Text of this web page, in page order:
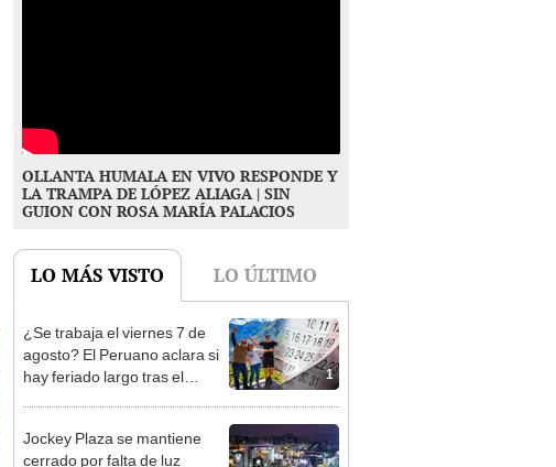
OLLANTA HUMALA EN VIVO RESPONDE Y
LA TRAMPA DE LÓPEZ ALIAGA | SIN
GUION CON ROSA MARÍA PALACIOS
LO MÁS VISTO LO ÚLTIMO
1
¿Se trabaja el viernes 7 de
agosto? El Peruano aclara si
hay feriado largo tras el
Jockey Plaza se mantiene
cerrado por falta de luz